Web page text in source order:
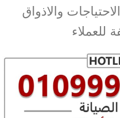
والاذواق
للعملاء